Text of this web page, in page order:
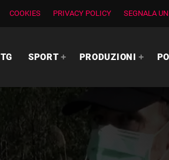
COOKIES PRIVACY POLICY SEGNALA
TG SPORT PRODUZIONI